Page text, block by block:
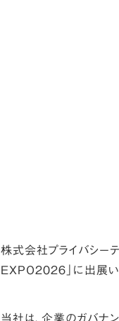
株式会社プライバシー
EXPO2026」に出展い